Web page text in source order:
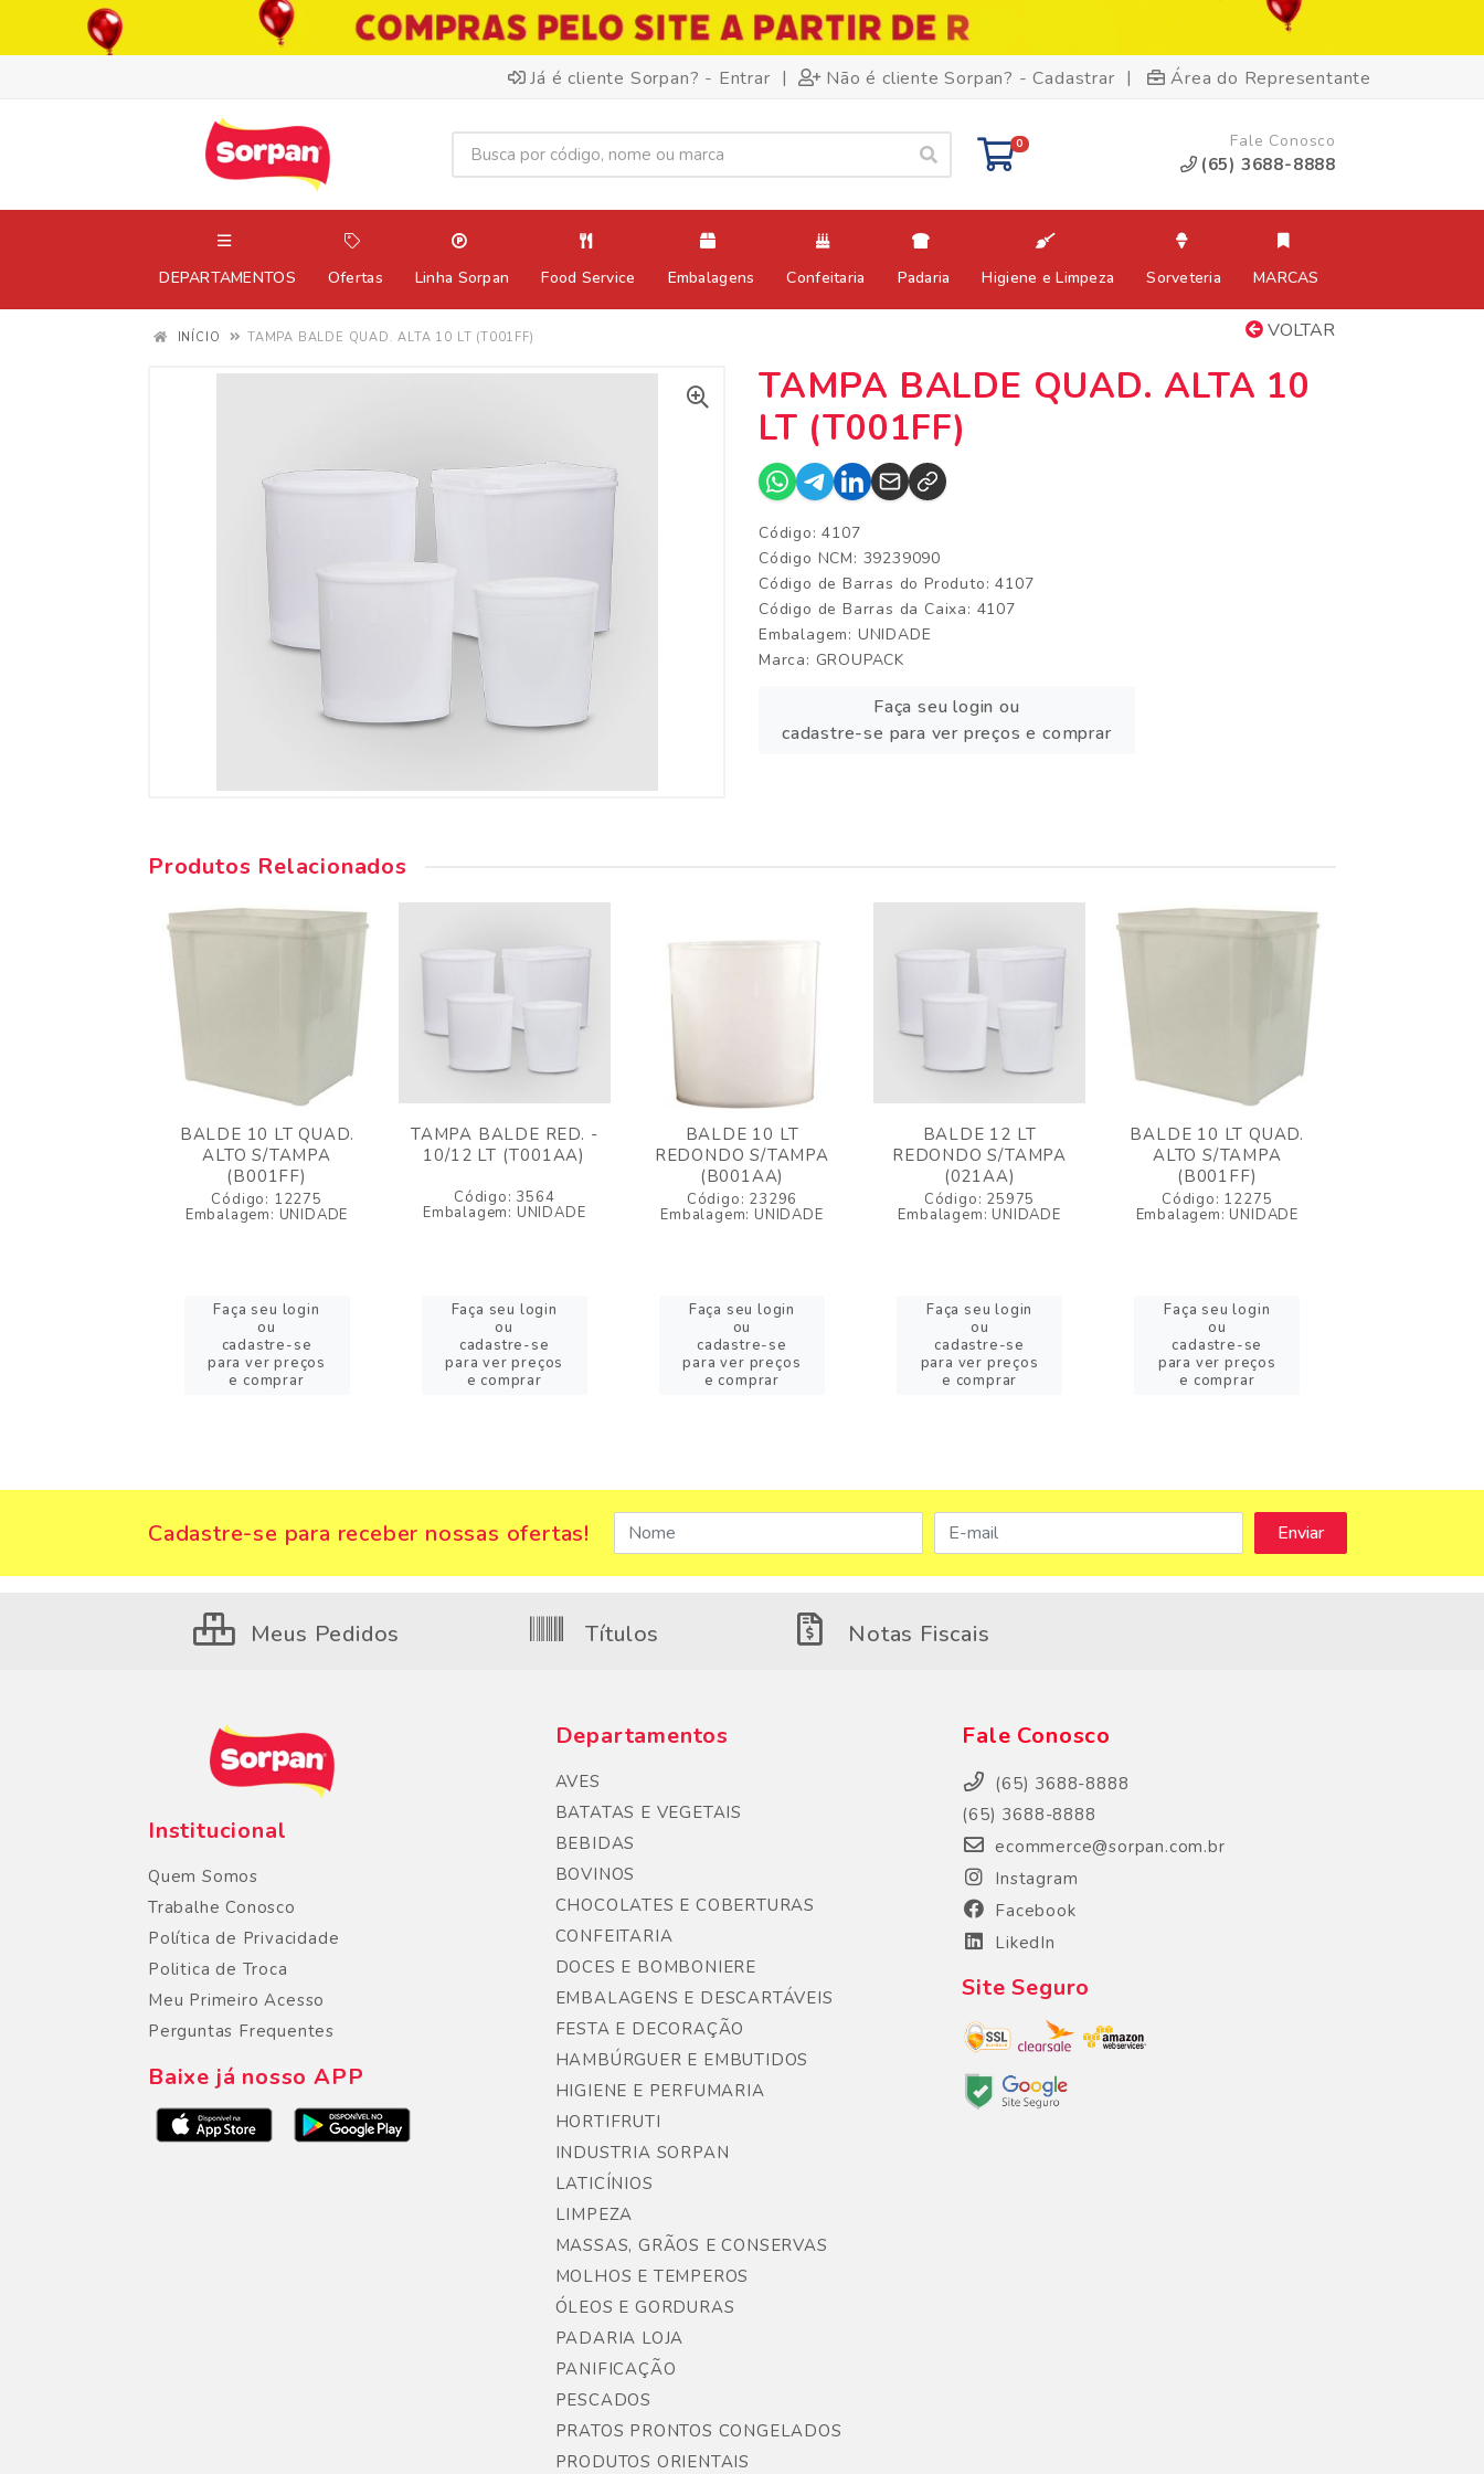
Já é cliente Sorpan? - Entrar | Não é cliente Sorpan? - Cadastrar | Área do Representante
0 Fale Conosco
(65) 3688-8888
DEPARTAMENTOS Ofertas Linha Sorpan Food Service Embalagens Confeitaria Padaria Higiene e Limpeza Sorveteria MARCAS
VOLTAR
INÍCIO TAMPA BALDE QUAD. ALTA 10 LT (T001FF)
TAMPA BALDE QUAD. ALTA 10
LT (T001FF)
Código: 4107
Código NCM: 39239090
Código de Barras do Produto: 4107
Código de Barras da Caixa: 4107
Embalagem: UNIDADE
Marca: GROUPACK
Faça seu login ou
cadastre-se para ver preços e comprar
Produtos Relacionados
BALDE 10 LT QUAD.
ALTO S/TAMPA
(B001FF)
Código: 12275
Embalagem: UNIDADE
Faça seu login
ou
cadastre-se
para ver preços
e comprar
TAMPA BALDE RED. -
10/12 LT (T001AA)
Código: 3564
Embalagem: UNIDADE
Faça seu login
ou
cadastre-se
para ver preços
e comprar
BALDE 10 LT
REDONDO S/TAMPA
(B001AA)
Código: 23296
Embalagem: UNIDADE
Faça seu login
ou
cadastre-se
para ver preços
e comprar
BALDE 12 LT
REDONDO S/TAMPA
(021AA)
Código: 25975
Embalagem: UNIDADE
Faça seu login
ou
cadastre-se
para ver preços
e comprar
BALDE 10 LT QUAD.
ALTO S/TAMPA
(B001FF)
Código: 12275
Embalagem: UNIDADE
Faça seu login
ou
cadastre-se
para ver preços
e comprar
Cadastre-se para receber nossas ofertas!
Meus Pedidos Títulos Notas Fiscais
Institucional
Quem Somos
Trabalhe Conosco
Política de Privacidade
Politica de Troca
Meu Primeiro Acesso
Perguntas Frequentes
Baixe já nosso APP
Departamentos
AVES
BATATAS E VEGETAIS
BEBIDAS
BOVINOS
CHOCOLATES E COBERTURAS
CONFEITARIA
DOCES E BOMBONIERE
EMBALAGENS E DESCARTÁVEIS
FESTA E DECORAÇÃO
HAMBÚRGUER E EMBUTIDOS
HIGIENE E PERFUMARIA
HORTIFRUTI
INDUSTRIA SORPAN
LATICÍNIOS
LIMPEZA
MASSAS, GRÃOS E CONSERVAS
MOLHOS E TEMPEROS
ÓLEOS E GORDURAS
PADARIA LOJA
PANIFICAÇÃO
PESCADOS
PRATOS PRONTOS CONGELADOS
PRODUTOS ORIENTAIS
Fale Conosco
(65) 3688-8888
(65) 3688-8888
ecommerce@sorpan.com.br
Instagram
Facebook
LikedIn
Site Seguro